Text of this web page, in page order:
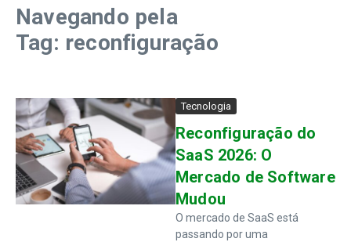
Navegando pela
Tag: reconfiguração
Tecnologia
Reconfiguração do
SaaS 2026: O
Mercado de Software
Mudou
O mercado de SaaS está
passando por uma